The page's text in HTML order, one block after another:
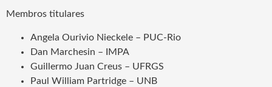
Membros titulares
Angela Ourivio Nieckele – PUC-Rio
Dan Marchesin – IMPA
Guillermo Juan Creus – UFRGS
Paul William Partridge – UNB